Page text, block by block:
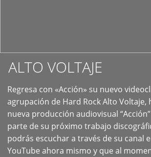
ALTO VOLTAJE
Regresa con «Acción» su nuevo
agrupación de Hard Rock Alto Voltaje,
nueva producción audiovisual
parte de su próximo trabajo
podrás escuchar a través de su canal
YouTube ahora mismo y que al
+